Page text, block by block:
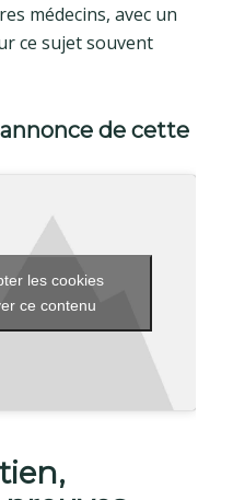
médecins, avec un
ce sujet souvent
de cette
les cookies
ce contenu